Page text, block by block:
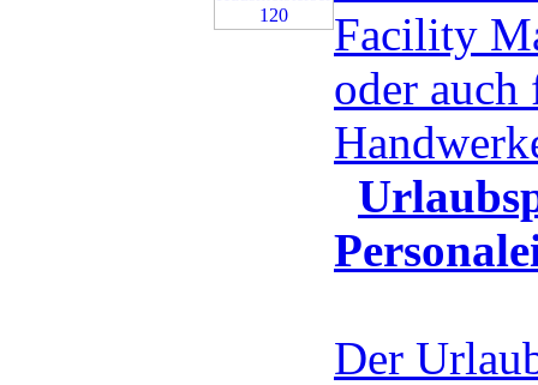
Facility
oder auch
Der